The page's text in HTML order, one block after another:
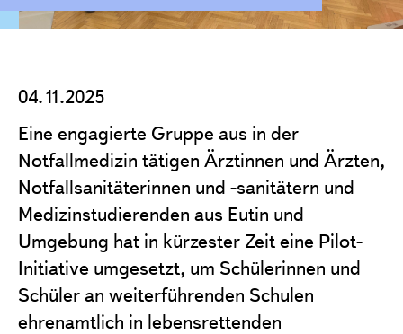
Kontakt
04.11.2025
Eine engagierte Gruppe aus in der
Notfallmedizin tätigen Ärztinnen und Ärzten,
Notfallsanitäterinnen und -sanitätern und
Medizinstudierenden aus Eutin und
Umgebung hat in kürzester Zeit eine Pilot-
Initiative umgesetzt, um Schülerinnen und
Schüler an weiterführenden Schulen
ehrenamtlich in lebensrettenden